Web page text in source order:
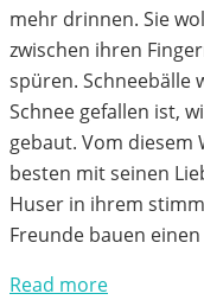
mehr drinnen. Sie
zwischen ihren
spüren. Schneebälle
Schnee gefallen ist,
gebaut. Vom diesem
besten mit seinen
Huser in ihrem
Freunde bauen einen
Read more